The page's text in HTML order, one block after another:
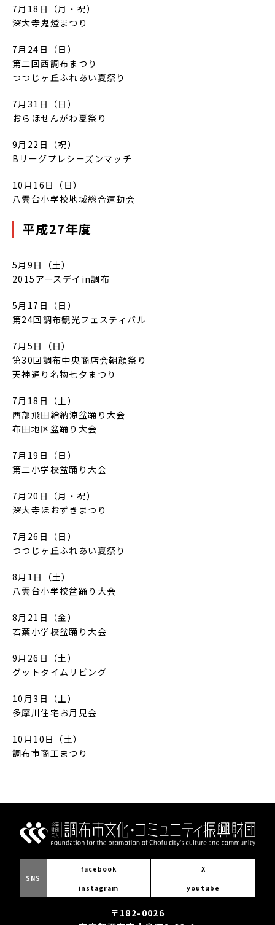
7月18日（月・祝）
深大寺鬼燈まつり
7月24日（日）
第二回西調布まつり
つつじヶ丘ふれあい夏祭り
7月31日（日）
おらほせんがわ夏祭り
9月22日（祝）
Bリーグプレシーズンマッチ
10月16日（日）
八雲台小学校地域総合運動会
平成27年度
5月9日（土）
2015アースデイin調布
5月17日（日）
第24回調布観光フェスティバル
7月5日（日）
第30回調布中央商店会朝顔祭り
天神通り名物七夕まつり
7月18日（土）
西部飛田給納涼盆踊り大会
布田地区盆踊り大会
7月19日（日）
第二小学校盆踊り大会
7月20日（月・祝）
深大寺ほおずきまつり
7月26日（日）
つつじヶ丘ふれあい夏祭り
8月1日（土）
八雲台小学校盆踊り大会
8月21日（金）
若葉小学校盆踊り大会
9月26日（土）
グットタイムリビング
10月3日（土）
多摩川住宅お月見会
10月10日（土）
調布市商工まつり
SNS
facebook X
instagram youtube
〒182-0026